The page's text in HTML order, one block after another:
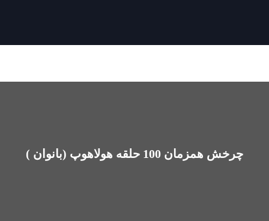
چرخش همزمان 100 حلقه هولاهوپ (بانوان )